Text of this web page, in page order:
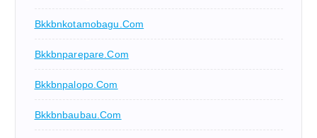
Bkkbnkotamobagu.com
Bkkbnparepare.com
Bkkbnpalopo.com
Bkkbnbaubau.com